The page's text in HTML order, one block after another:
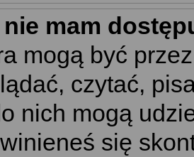
mam
mogą być
czytać,
nich mogą
się